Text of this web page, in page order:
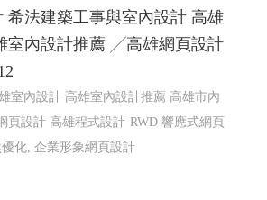
希法建築工事與室內設計 高雄
室內設計推薦 ╱高雄網頁設計
室內設計 高雄室內設計推薦 高雄市內
頁設計 高雄程式設計 RWD 響應式網頁
化, 企業形象網頁設計